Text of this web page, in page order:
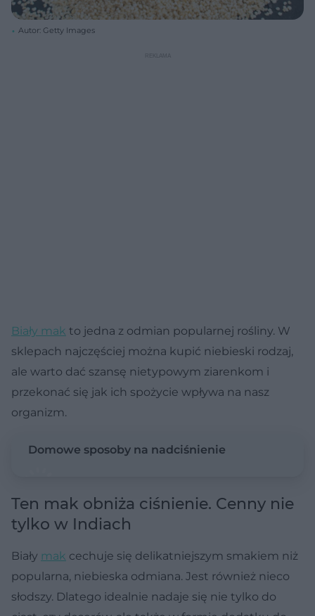
Autor: Getty Images
Biały mak to jedna z odmian popularnej rośliny. W
sklepach najczęściej można kupić niebieski rodzaj,
ale warto dać szansę nietypowym ziarenkom i
przekonać się jak ich spożycie wpływa na nasz
organizm.
Domowe sposoby na nadciśnienie
Ten mak obniża ciśnienie. Cenny nie
tylko w Indiach
Biały mak cechuje się delikatniejszym smakiem niż
popularna, niebieska odmiana. Jest również nieco
słodszy. Dlatego idealnie nadaje się nie tylko do